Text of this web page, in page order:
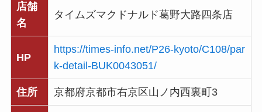
店舗
名
タイムズマクドナルド葛野大路四条店
HP
https://times-info.net/P26-kyoto/C108/par
k-detail-BUK0043051/
住所 京都府京都市右京区山ノ内西裏町3